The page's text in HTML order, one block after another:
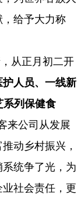
给予大力称
从正月初二开
人员、一线新
系列保健食
来公司从发展
动乡村振兴，
统争了光，为
社会责任，更